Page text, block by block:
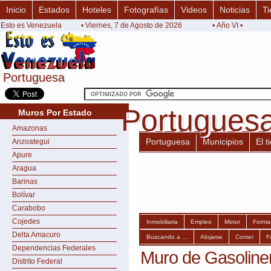
Portuguesa
Portuguesa
Inicio Estados Hoteles Fotografías Videos Noticias
Esto es Venezuela • Viernes, 7 de Agosto de 2026 • Año VI •
Muros Por Estado
Amazonas
Anzoategui
Apure
Aragua
Barinas
Bolívar
Carabobo
Cojedes
Delta Amacuro
Dependencias Federales
Distrito Federal
Portuguesa Municipios El
Inmobiliaria Empleo Motor
Buscando a ... Alojarse Comer
Muro de